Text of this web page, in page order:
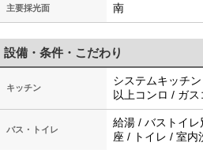
主要採光面 南
設備・条件・こだわり
キッチン
システムキッチ
以上コンロ / ガ
バス・トイレ
給湯 / バストイ
座 / トイレ / 室内